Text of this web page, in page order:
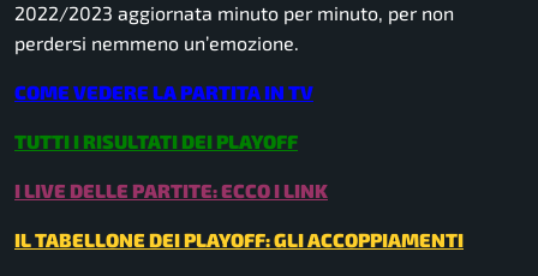
2022/2023 aggiornata minuto per minuto, per non
perdersi nemmeno un’emozione.
COME VEDERE LA PARTITA IN TV
TUTTI I RISULTATI DEI PLAYOFF
I LIVE DELLE PARTITE: ECCO I LINK
IL TABELLONE DEI PLAYOFF: GLI ACCOPPIAMENTI